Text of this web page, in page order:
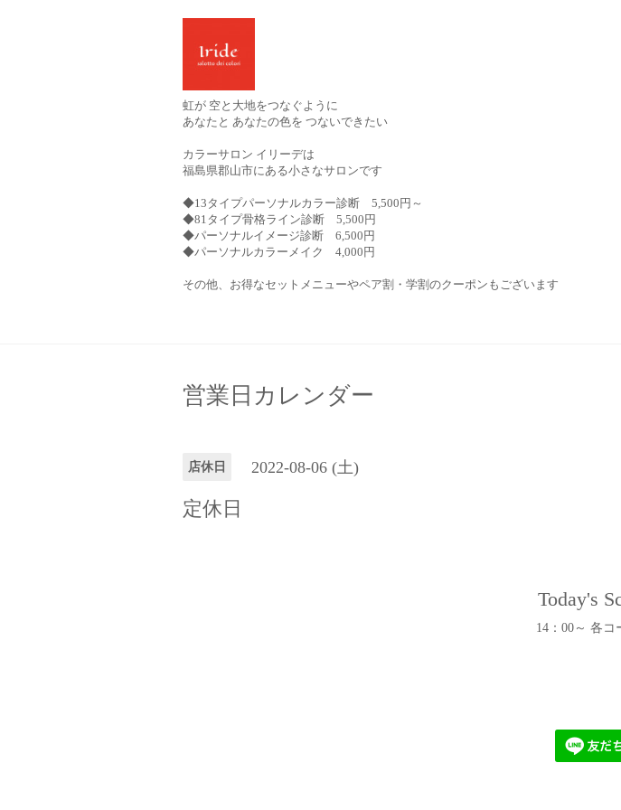
虹が 空と大地をつなぐように
あなたと あなたの色を つないできたい
カラーサロン イリーデは
福島県郡山市にある小さなサロンです
◆13タイプパーソナルカラー診断 5,500円～
◆81タイプ骨格ライン診断 5,500円
◆パーソナルイメージ診断 6,500円
◆パーソナルカラーメイク 4,000円
その他、お得なセットメニューやペア割・学割のクーポンもございます
営業日カレンダー
店休日 2022-08-06 (土)
定休日
Today's
14：00～ 各コ